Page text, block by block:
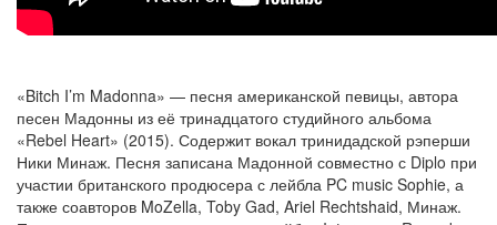
«Bitch I’m Madonna» — песня американской певицы, автора
песен Мадонны из её тринадцатого студийного альбома
«Rebel Heart» (2015). Содержит вокал тринидадской рэперши
Ники Минаж. Песня записана Мадонной совместно с Diplo при
участии британского продюсера с лейбла PC music Sophie, а
также соавторов MoZella, Toby Gad, Ariel Rechtshaid, Минаж.